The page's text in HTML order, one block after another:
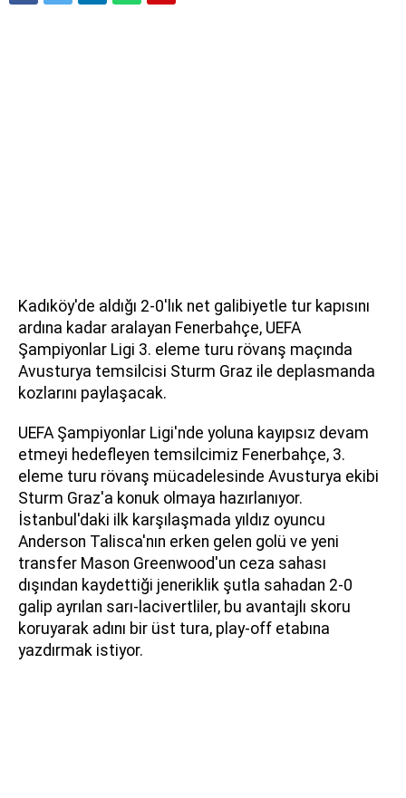
Kadıköy'de aldığı 2-0'lık net galibiyetle tur kapısını
ardına kadar aralayan Fenerbahçe, UEFA
Şampiyonlar Ligi 3. eleme turu rövanş maçında
Avusturya temsilcisi Sturm Graz ile deplasmanda
kozlarını paylaşacak.
UEFA Şampiyonlar Ligi'nde yoluna kayıpsız devam
etmeyi hedefleyen temsilcimiz Fenerbahçe, 3.
eleme turu rövanş mücadelesinde Avusturya ekibi
Sturm Graz'a konuk olmaya hazırlanıyor.
İstanbul'daki ilk karşılaşmada yıldız oyuncu
Anderson Talisca'nın erken gelen golü ve yeni
transfer Mason Greenwood'un ceza sahası
dışından kaydettiği jeneriklik şutla sahadan 2-0
galip ayrılan sarı-lacivertliler, bu avantajlı skoru
koruyarak adını bir üst tura, play-off etabına
yazdırmak istiyor.